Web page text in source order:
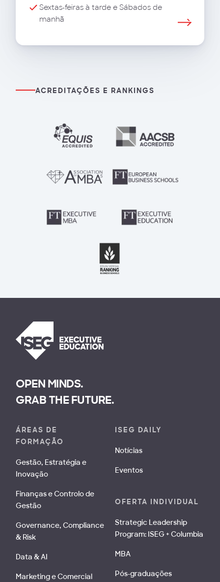
Sextas-feiras à tarde e Sábados de
manhã
ACREDITAÇÕES E RANKINGS
OPEN MINDS.
GRAB THE FUTURE.
ÁREAS DE
FORMAÇÃO
Gestão, Estratégia e
Inovação
Finanças e Controlo de
Gestão
Governance, Compliance
& Risk
Data & AI
Marketing e Comercial
ISEG DAILY
Notícias
Eventos
OFERTA INDIVIDUAL
Strategic Leadership
Program: ISEG + Columbia
MBA
Pós-graduações